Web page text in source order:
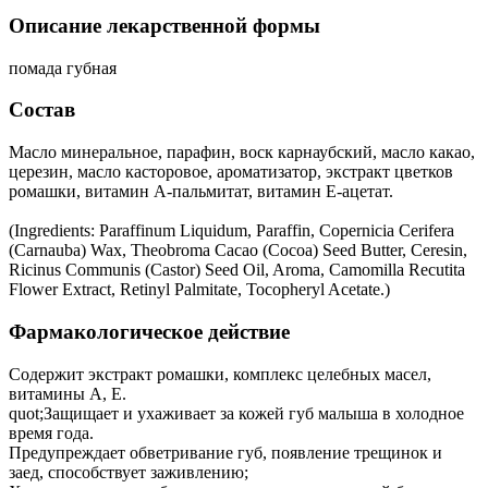
Описание лекарственной формы
помада губная
Состав
Масло минеральное, парафин, воск карнаубский, масло какао,
церезин, масло касторовое, ароматизатор, экстракт цветков
ромашки, витамин А-пальмитат, витамин Е-ацетат.
(Ingredients: Paraffinum Liquidum, Paraffin, Copernicia Cerifera
(Carnauba) Wax, Theobroma Cacao (Cocoa) Seed Butter, Ceresin,
Ricinus Communis (Castor) Seed Oil, Aroma, Camomilla Recutita
Flower Extract, Retinyl Palmitate, Tocopheryl Acetate.)
Фармакологическое действие
Содержит экстракт ромашки, комплекс целебных масел,
витамины А, E.
quot;Защищает и ухаживает за кожей губ малыша в холодное
время года.
Предупреждает обветривание губ, появление трещинок и
заед, способствует заживлению;